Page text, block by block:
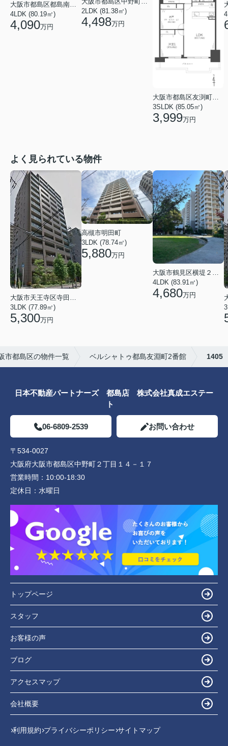
大阪市都島区都島南通２丁目
4LDK (80.19㎡)
4,090万円
2LDK (81.38㎡)
4,498万円
大阪市都島区友渕町１丁目
3SLDK (85.05㎡)
3,999万円
よく見られている物件
3LDK (77.89㎡)
5,300万円
高槻市明田町
3LDK (78.74㎡)
5,880万円
大阪市鶴見区横堤２丁目
4LDK (83.91㎡)
4,680万円
市都島区の物件一覧 ベルシャトゥ都島友淵町2番館 1405
日本不動産パートナーズ 都島店 株式会社真成エステー
ト
06-6809-2539 お問い合わせ
〒534-0027
大阪府大阪市都島区中野町２丁目１４－１７
営業時間： 10:00-18:30
定休日： 水曜日
トップページ
スタッフ
お客様の声
ブログ
アクセスマップ
会社概要
利用規約 プライバシーポリシー サイトマップ